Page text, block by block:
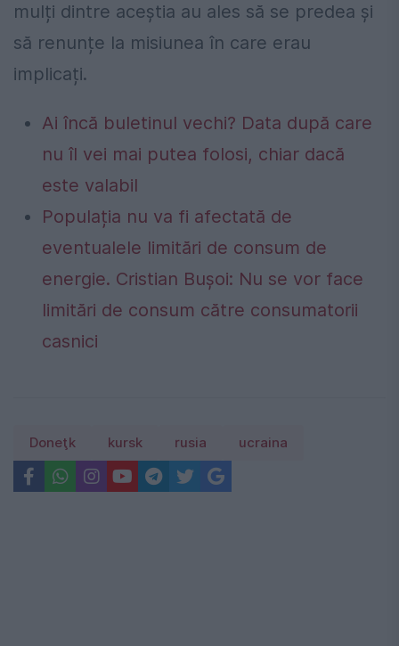
mulți dintre aceștia au ales să se predea și
să renunțe la misiunea în care erau
implicați.
Ai încă buletinul vechi? Data după care
nu îl vei mai putea folosi, chiar dacă
este valabil
Populația nu va fi afectată de
eventualele limitări de consum de
energie. Cristian Bușoi: Nu se vor face
limitări de consum către consumatorii
casnici
Doneţk kursk rusia ucraina